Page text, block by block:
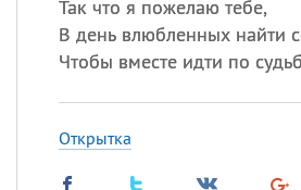
Так что я пожелаю тебе,
В день влюбленных найти
Чтобы вместе идти по
Открытка